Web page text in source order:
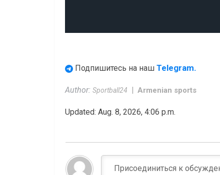
Подпишитесь на наш Telegram.
Author: Sportball24 Armenian sports
Updated: Aug. 8, 2026, 4:06 p.m.